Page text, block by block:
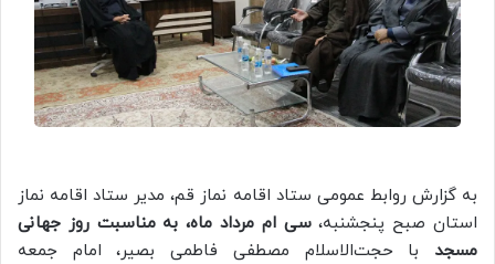
به گزارش روابط عمومی ستاد اقامه نماز قم، مدیر ستاد اقامه نماز
استان صبح پنجشنبه،سی ام مرداد ماه، به مناسبت روز جهانی
مسجد با حجت‌الاسلام مصطفی فاطمی بصیر، امام جمعه